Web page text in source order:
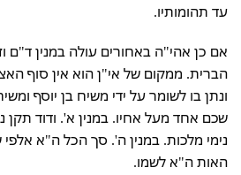
עד תהומותיו.
אם כן אהי"ה באחורים עולה במנין ד"ם
הברית. ממקום של אי"ן הוא אין סוף
ונתן בו לשומר על ידי משיח בן יוסף
שכם אחד מעל אחיו. במנין א'. ודוד תקן
נימי מלכות. במנין ה'. סך הכל ה"א אלפי
האות ה"א לשמו.